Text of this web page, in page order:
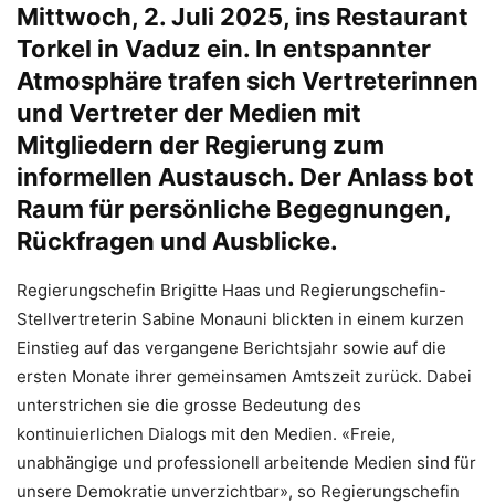
Mittwoch, 2. Juli 2025, ins Restaurant
Torkel in Vaduz ein. In entspannter
Atmosphäre trafen sich Vertreterinnen
und Vertreter der Medien mit
Mitgliedern der Regierung zum
informellen Austausch. Der Anlass bot
Raum für persönliche Begegnungen,
Rückfragen und Ausblicke.
Regierungschefin Brigitte Haas und Regierungschefin-
Stellvertreterin Sabine Monauni blickten in einem kurzen
Einstieg auf das vergangene Berichtsjahr sowie auf die
ersten Monate ihrer gemeinsamen Amtszeit zurück. Dabei
unterstrichen sie die grosse Bedeutung des
kontinuierlichen Dialogs mit den Medien. «Freie,
unabhängige und professionell arbeitende Medien sind für
unsere Demokratie unverzichtbar», so Regierungschefin